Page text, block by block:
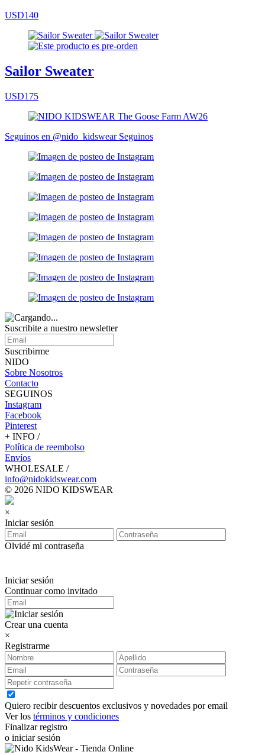
USD140
Sailor Sweater
USD175
Seguinos en @nido_kidswear Seguinos
Suscribite a nuestro newsletter
Suscribirme
NIDO
Sobre Nosotros
Contacto
SEGUINOS
Instagram
Facebook
Pinterest
+ INFO /
Política de reembolso
Envíos
WHOLESALE /
info@nidokidswear.com
© 2026 NIDO KIDSWEAR
×
Iniciar sesión
Olvidé mi contraseña
Iniciar sesión
Continuar como invitado
Crear una cuenta
×
Registrarme
Quiero recibir descuentos exclusivos y novedades por email
Ver los términos y condiciones
Finalizar registro
o iniciar sesión